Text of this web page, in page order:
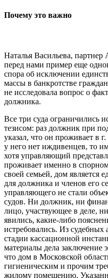
Почему это важно
Наталья Васильева, партнер
перед нами пример еще
спора об исключении
массы в банкротстве
не исследовала вопрос о
должника.
Все три суда ограничились
тезисом: раз должник при
указал, что он проживает в
у него нет иждивенцев, то
хотя управляющий
проживает именно в
своей семьей, дом является
для должника и членов его
управляющего не стали
судов. Ни должник, ни
лицо, участвующее в деле,
явились, какие-либо
истребовались. Из судебных
стадии кассационной
материалы дела заключение
что дом в Московской
гигиеническим и прочим
жилому помещению.